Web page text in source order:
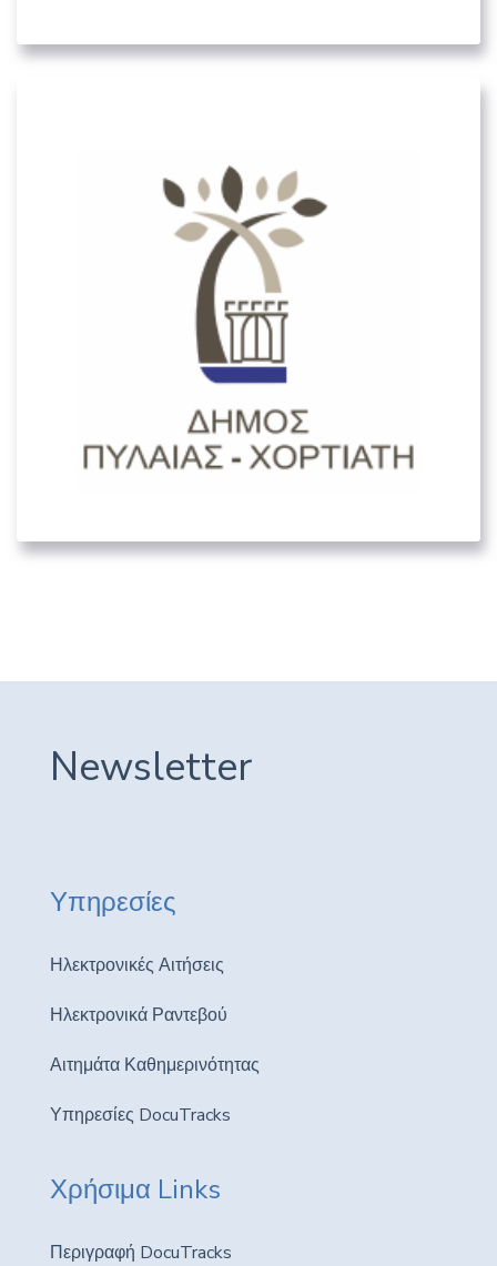
Δήμος Πυλαίας – Χορτιάτη
Newsletter
Υπηρεσίες
Ηλεκτρονικές Αιτήσεις
Ηλεκτρονικά Ραντεβού
Αιτημάτα Καθημερινότητας
Υπηρεσίες DocuTracks
Χρήσιμα Links
Περιγραφή DocuTracks